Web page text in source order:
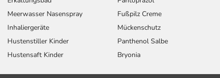
Meerwasser Nasenspray
Inhaliergeräte
Hustenstiller Kinder
Hustensaft Kinder
Fußpilz Creme
Mückenschutz
Panthenol Salbe
Bryonia